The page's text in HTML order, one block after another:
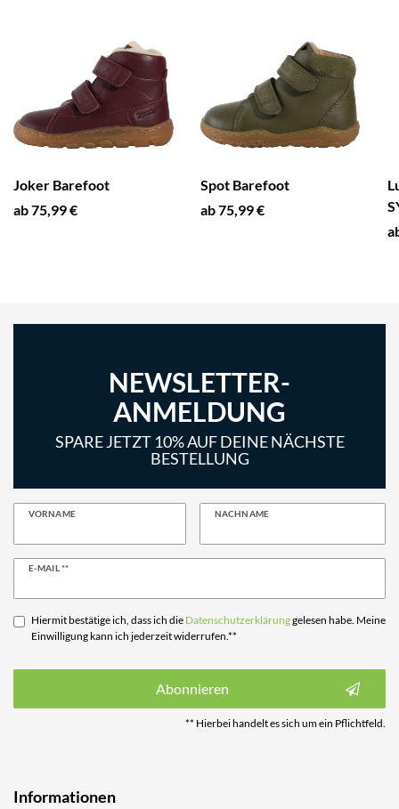
Joker Barefoot
ab 75,99 €
Spot Barefoot
ab 75,99 €
NEWSLETTER-
ANMELDUNG
SPARE JETZT 10% AUF DEINE NÄCHSTE
BESTELLUNG
VORNAME NACHNAME
E-MAIL **
Newsletter
Hiermit bestätige ich, dass ich die Daten­schutz­erklärunggelesen habe. Meine
Einwilligung kann ich jederzeit widerrufen.**
Abonnieren
** Hierbei handelt es sich um ein Pflichtfeld.
Informationen